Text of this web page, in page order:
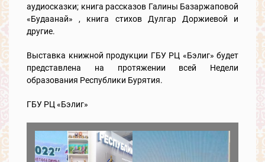
аудиосказки; книга рассказов Галины Базаржаповой
«Будаанай» , книга стихов Дулгар Доржиевой и
другие.
Выставка книжной продукции ГБУ РЦ «Бэлиг» будет
представлена на протяжении всей Недели
образования Республики Бурятия.
ГБУ РЦ «Бэлиг»